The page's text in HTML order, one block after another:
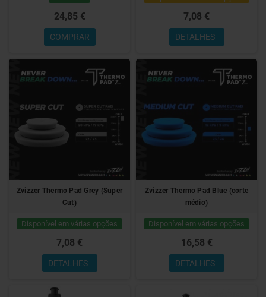
24,85 €
COMPRAR
7,08 €
DETALHES
Zvizzer Thermo Pad Grey (Super
Cut)
Disponível em várias opções
7,08 €
DETALHES
Zvizzer Thermo Pad Blue (corte
médio)
Disponível em várias opções
16,58 €
DETALHES